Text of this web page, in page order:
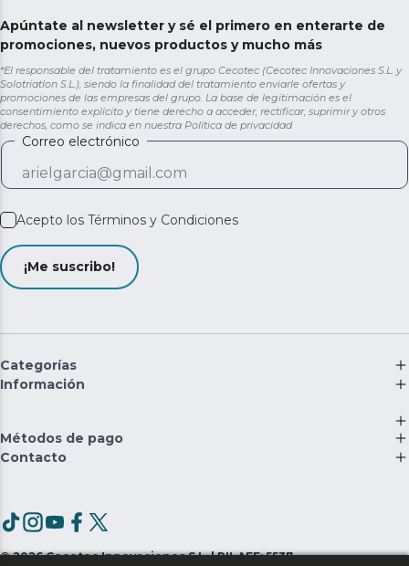
Apúntate al newsletter y sé el primero en enterarte de
promociones, nuevos productos y mucho más
*El responsable del tratamiento es el grupo Cecotec (Cecotec Innovaciones S.L. y
Solotriatlon S.L.), siendo la finalidad del tratamiento enviarle ofertas y
promociones de las empresas del grupo. La base de legitimación es el
consentimiento explícito y tiene derecho a acceder, rectificar, suprimir y otros
derechos, como se indica en nuestra Política de privacidad
Correo electrónico
Acepto los Términos y Condiciones
¡Me suscribo!
Categorías
Información
Métodos de pago
Contacto
©2026 Cecotec Innovaciones S.L. | RII-AEE: 5537